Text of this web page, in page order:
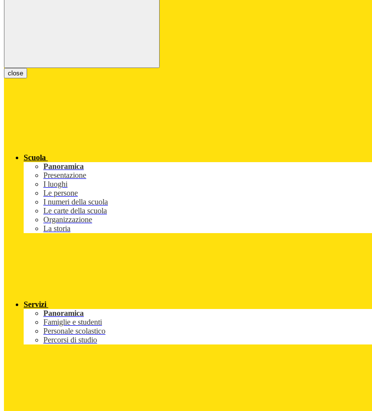
close
Scuola
Panoramica
Presentazione
I luoghi
Le persone
I numeri della scuola
Le carte della scuola
Organizzazione
La storia
Servizi
Panoramica
Famiglie e studenti
Personale scolastico
Percorsi di studio